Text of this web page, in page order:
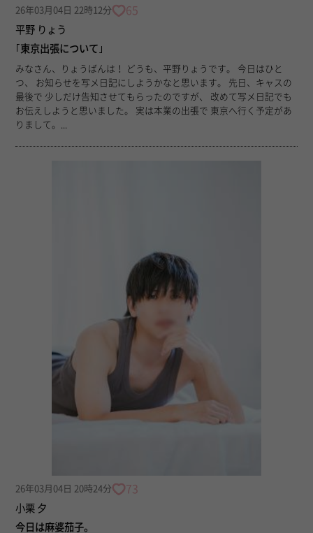
26年03月04日 22時12分 65
平野 りょう
｢東京出張について｣
みなさん、りょうばんは！ どうも、平野りょうです。 今日はひと
つ、 お知らせを写メ日記にしようかなと思います。 先日、キャスの
最後で 少しだけ告知させてもらったのですが、 改めて写メ日記でも
お伝えしようと思いました。 実は本業の出張で 東京へ行く予定があ
りまして。...
26年03月04日 20時24分 73
小栗 夕
今日は麻婆茄子。